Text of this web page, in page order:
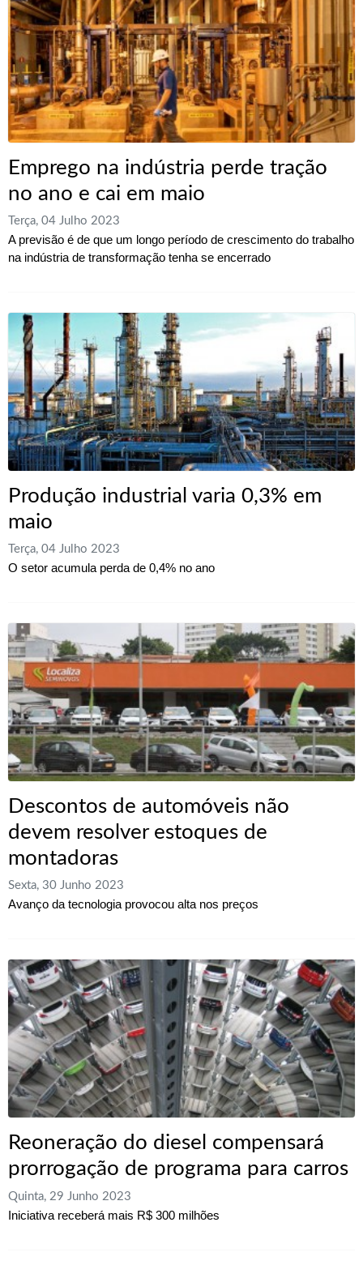
Emprego na indústria perde tração
no ano e cai em maio
Terça, 04 Julho 2023
A previsão é de que um longo período de crescimento do trabalho
na indústria de transformação tenha se encerrado
Produção industrial varia 0,3% em
maio
Terça, 04 Julho 2023
O setor acumula perda de 0,4% no ano
Descontos de automóveis não
devem resolver estoques de
montadoras
Sexta, 30 Junho 2023
Avanço da tecnologia provocou alta nos preços
Reoneração do diesel compensará
prorrogação de programa para carros
Quinta, 29 Junho 2023
Iniciativa receberá mais R$ 300 milhões